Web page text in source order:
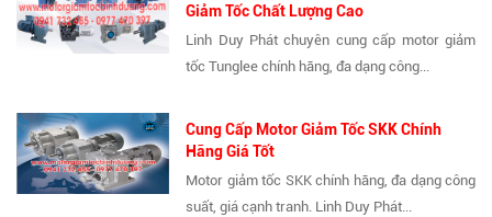
Giảm Tốc Chất Lượng Cao
Linh Duy Phát chuyên cung cấp motor giảm
tốc Tunglee chính hãng, đa dạng công...
Cung Cấp Motor Giảm Tốc SKK Chính
Hãng Giá Tốt
Motor giảm tốc SKK chính hãng, đa dạng công
suất, giá cạnh tranh. Linh Duy Phát...